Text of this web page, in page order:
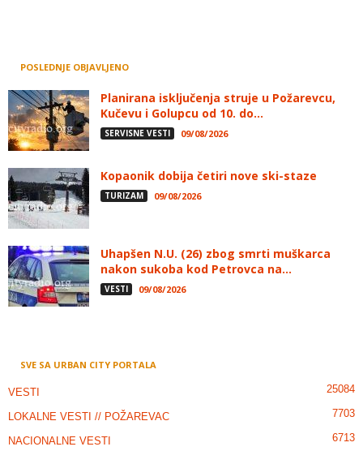
POSLEDNJE OBJAVLJENO
Planirana isključenja struje u Požarevcu,
Kučevu i Golupcu od 10. do...
SERVISNE VESTI 09/08/2026
Kopaonik dobija četiri nove ski-staze
TURIZAM 09/08/2026
Uhapšen N.U. (26) zbog smrti muškarca
nakon sukoba kod Petrovca na...
VESTI 09/08/2026
SVE SA URBAN CITY PORTALA
VESTI 25084
LOKALNE VESTI // POŽAREVAC 7703
NACIONALNE VESTI 6713